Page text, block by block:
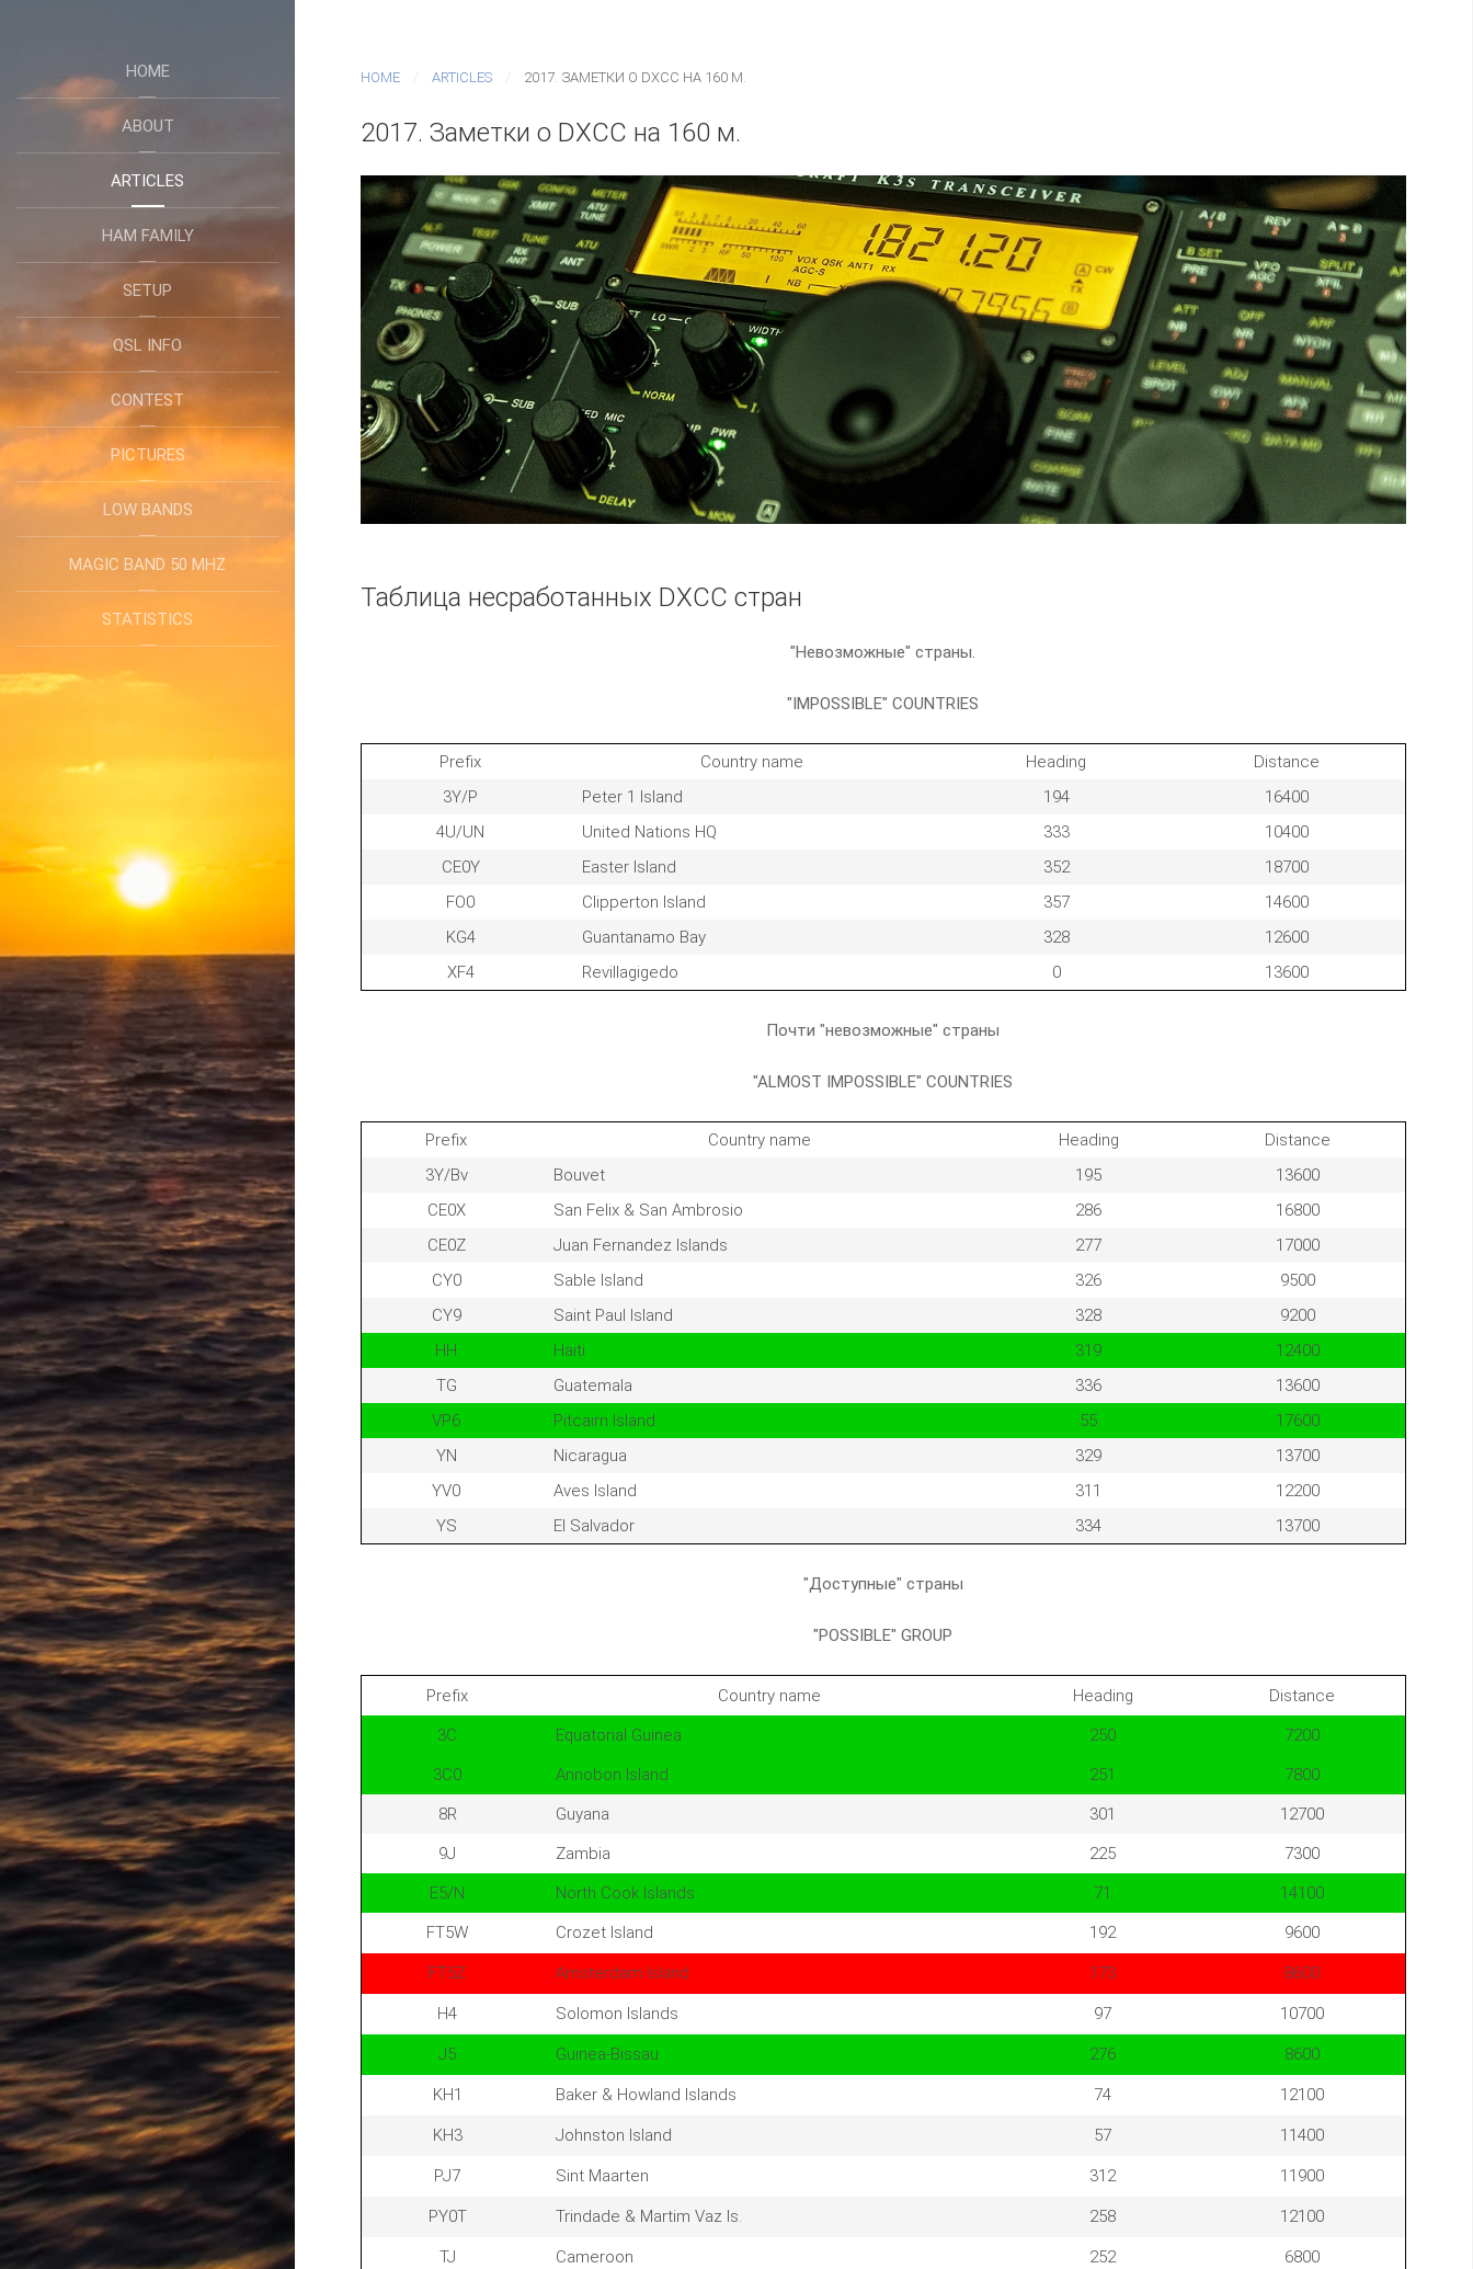
HOME
ABOUT
ARTICLES
HAM FAMILY
SETUP
QSL INFO
CONTEST
PICTURES
LOW BANDS
MAGIC BAND 50 MHZ
STATISTICS
HOME ARTICLES 2017. ЗАМЕТКИ О DXCC НА 160 М.
2017. Заметки о DXCC на 160 м.
Таблица несработанных DXCC стран
"Невозможные" страны.
"IMPOSSIBLE" COUNTRIES
Prefix Country name Heading
Distance
3Y/P
Peter 1 Island 194
16400
4U/UN
United Nations HQ 333
10400
CE0Y
Easter Island 352
18700
FO0
Clipperton Island 357
14600
KG4
Guantanamo Bay 328
12600
XF4
Revillagigedo 0 13600
Почти "невозможные" страны
"ALMOST IMPOSSIBLE" COUNTRIES
Prefix Country name Heading
Distance
3Y/Bv
Bouvet 195
13600
CE0X
San Felix & San Ambrosio 286
16800
CE0Z
Juan Fernandez Islands 277
17000
CY0
Sable Island 326
9500
CY9
Saint Paul Island 328
9200
HH
Haiti 319
12400
TG
Guatemala 336
13600
VP6
Pitcairn Island 55
17600
YN
Nicaragua 329
13700
YV0
Aves Island 311
12200
YS
El Salvador 334 13700
"Доступные" страны
"POSSIBLE" GROUP
Prefix Country name Heading
Distance
3C
Equatorial Guinea 250
7200
3C0
Annobon Island 251
7800
8R
Guyana 301
12700
9J
Zambia 225
7300
E5/N
North Cook Islands 71
14100
FT5W
Crozet Island 192 9600
FT5Z Amsterdam Island 173 8600
H4 Solomon Islands 97 10700
J5 Guinea-Bissau 276 8600
KH1 Baker & Howland Islands 74 12100
KH3 Johnston Island 57 11400
PJ7 Sint Maarten 312 11900
PY0T Trindade & Martim Vaz Is. 258 12100
TJ Cameroon 252 6800